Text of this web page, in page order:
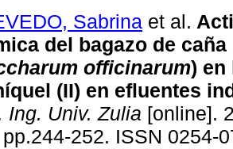
Sabrina et al.
del bagazo de caña
officinarum) en
(II) en efluentes
Ing. Univ. Zulia [online].
252. ISSN 0254-